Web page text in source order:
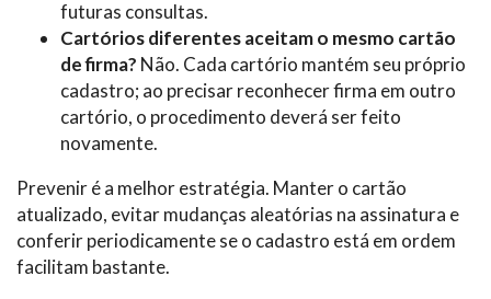
futuras consultas.
Cartórios diferentes aceitam o mesmo cartão
de firma? Não. Cada cartório mantém seu próprio
cadastro; ao precisar reconhecer firma em outro
cartório, o procedimento deverá ser feito
novamente.
Prevenir é a melhor estratégia. Manter o cartão
atualizado, evitar mudanças aleatórias na assinatura e
conferir periodicamente se o cadastro está em ordem
facilitam bastante.